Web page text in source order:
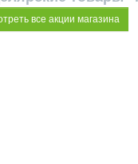
все акции магазина